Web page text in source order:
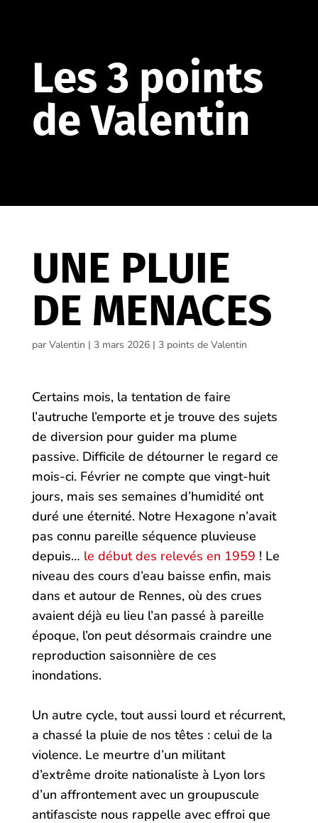
Les 3 points
de Valentin
UNE PLUIE
DE MENACES
par Valentin | 3 mars 2026| 3 points de Valentin
Certains mois, la tentation de faire
l’autruche l’emporte et je trouve des sujets
de diversion pour guider ma plume
passive. Difficile de détourner le regard ce
mois-ci. Février ne compte que vingt-huit
jours, mais ses semaines d’humidité ont
duré une éternité. Notre Hexagone n’avait
pas connu pareille séquence pluvieuse
depuis… le début des relevés en 1959 ! Le
niveau des cours d’eau baisse enfin, mais
dans et autour de Rennes, où des crues
avaient déjà eu lieu l’an passé à pareille
époque, l’on peut désormais craindre une
reproduction saisonnière de ces
inondations.
Un autre cycle, tout aussi lourd et récurrent,
a chassé la pluie de nos têtes : celui de la
violence. Le meurtre d’un militant
d’extrême droite nationaliste à Lyon lors
d’un affrontement avec un groupuscule
antifasciste nous rappelle avec effroi que